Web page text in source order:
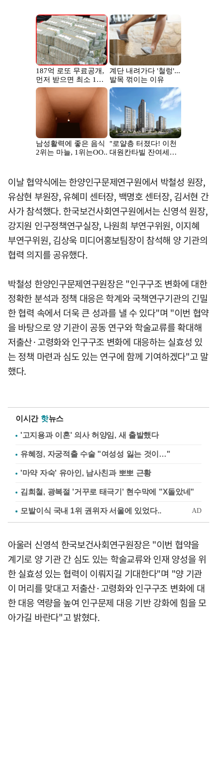
이날 협약식에는 한양인구문제연구원에서 박철성 원장,
유삼현 부원장, 유혜미 센터장, 백명호 센터장, 김서현 간
사가 참석했다. 한국보건사회연구원에서는 신영석 원장,
강지원 인구정책연구실장, 나원희 부연구위원, 이지혜
부연구위원, 김상욱 미디어홍보팀장이 참석해 양 기관의
협력 의지를 공유했다.
박철성 한양인구문제연구원장은 "인구구조 변화에 대한
정확한 분석과 정책 대응은 학계와 국책연구기관의 긴밀
한 협력 속에서 더욱 큰 성과를 낼 수 있다"며 "이번 협약
을 바탕으로 양 기관이 공동 연구와 학술교류를 확대해
저출산·고령화와 인구구조 변화에 대응하는 실효성 있
는 정책 마련과 심도 있는 연구에 함께 기여하겠다"고 말
했다.
이시간 핫뉴스
'고지용과 이혼' 의사 허양임, 새 출발했다
유혜정, 자궁적출 수술 "여성성 잃는 것이…"
'마약 자숙' 유아인, 남사친과 뽀뽀 근황
김희철, 광복절 '거꾸로 태극기' 현수막에 "X돌았네"
아울러 신영석 한국보건사회연구원장은 "이번 협약을
계기로 양 기관 간 심도 있는 학술교류와 인재 양성을 위
한 실효성 있는 협력이 이뤄지길 기대한다"며 "양 기관
이 머리를 맞대고 저출산·고령화와 인구구조 변화에 대
한 대응 역량을 높여 인구문제 대응 기반 강화에 힘을 모
아가길 바란다"고 밝혔다.